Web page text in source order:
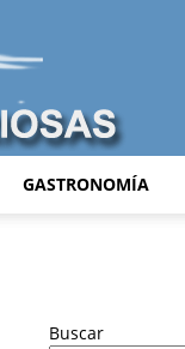
GASTRONOMÍA
Buscar